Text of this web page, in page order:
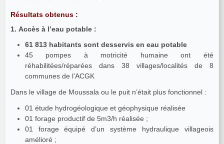
Résultats obtenus :
1. Accès à l’eau potable :
61 813 habitants sont desservis en eau potable
45 pompes à motricité humaine ont été
réhabilitées/réparées dans 38 villages/localités de 8
communes de l’ACGK
Dans le village de Moussala ou le puit n’était plus fonctionnel :
01 étude hydrogéologique et géophysique réalisée
01 forage productif de 5m3/h réalisée ;
01 forage équipé d’un système hydraulique villageois
amélioré ;